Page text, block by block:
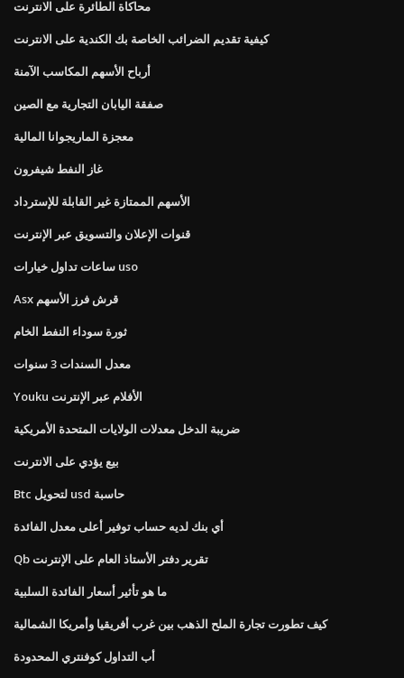
محاكاة الطائرة على الانترنت
كيفية تقديم الضرائب الخاصة بك الكندية على الانترنت
أرباح الأسهم المكاسب الآمنة
صفقة اليابان التجارية مع الصين
معجزة الماريجوانا المالية
غاز النفط شيفرون
الأسهم الممتازة غير القابلة للإسترداد
قنوات الإعلان والتسويق عبر الإنترنت
ساعات تداول خيارات uso
Asx قرش فرز الأسهم
ثورة سوداء النفط الخام
معدل السندات 3 سنوات
Youku الأفلام عبر الإنترنت
ضريبة الدخل معدلات الولايات المتحدة الأمريكية
بيع يؤدي على الانترنت
Btc لتحويل usd حاسبة
أي بنك لديه حساب توفير أعلى معدل الفائدة
Qb تقرير دفتر الأستاذ العام على الإنترنت
ما هو تأثير أسعار الفائدة السلبية
كيف تطورت تجارة الملح الذهب بين غرب أفريقيا وأمريكا الشمالية
أب التداول كوفنتري المحدودة